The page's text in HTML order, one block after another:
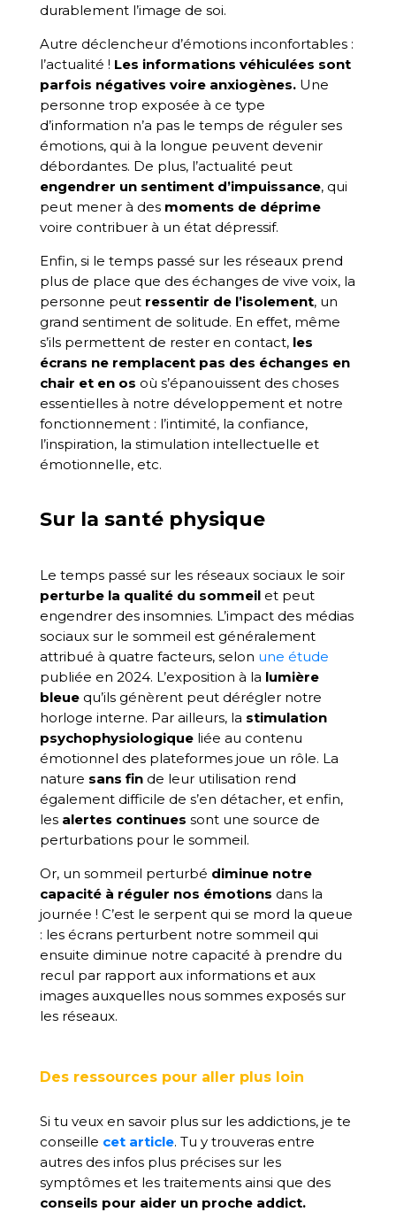
durablement l’image de soi.
Autre déclencheur d’émotions inconfortables :
l’actualité ! Les informations véhiculées sont
parfois négatives voire anxiogènes.Une
personne trop exposée à ce type
d’information n’a pas le temps de réguler ses
émotions, qui à la longue peuvent devenir
débordantes. De plus, l’actualité peut
engendrer un sentiment d’impuissance, qui
peut mener à des moments de déprime
voire contribuer à un état dépressif.
Enfin, si le temps passé sur les réseaux prend
plus de place que des échanges de vive voix, la
personne peut ressentir de l’isolement, un
grand sentiment de solitude. En effet, même
s’ils permettent de rester en contact, les
écrans ne remplacent pas des échanges en
chair et en os où s’épanouissent des choses
essentielles à notre développement et notre
fonctionnement : l’intimité, la confiance,
l’inspiration, la stimulation intellectuelle et
émotionnelle, etc.
Sur la santé physique
Le temps passé sur les réseaux sociaux le soir
perturbe la qualité du sommeil et peut
engendrer des insomnies. L’impact des médias
sociaux sur le sommeil est généralement
attribué à quatre facteurs, selon une étude
publiée en 2024. L’exposition à la lumière
bleuequ’ils génèrent peut dérégler notre
horloge interne. Par ailleurs, la stimulation
psychophysiologiqueliée au contenu
émotionnel des plateformes joue un rôle. La
nature sans finde leur utilisation rend
également difficile de s’en détacher, et enfin,
les alertes continues sont une source de
perturbations pour le sommeil.
Or, un sommeil perturbé diminue notre
capacité à réguler nos émotions dans la
journée ! C’est le serpent qui se mord la queue
: les écrans perturbent notre sommeil qui
ensuite diminue notre capacité à prendre du
recul par rapport aux informations et aux
images auxquelles nous sommes exposés sur
les réseaux.
Des ressources pour aller plus loin
Si tu veux en savoir plus sur les addictions, je te
conseille cet article. Tu y trouveras entre
autres des infos plus précises sur les
symptômes et les traitements ainsi que des
conseils pour aider un proche addict.